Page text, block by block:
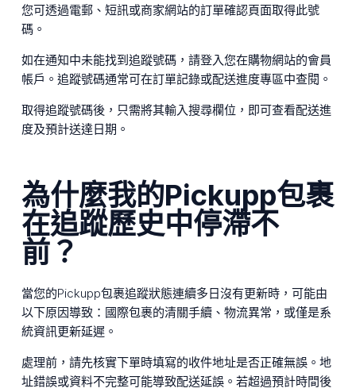
您可透過電郵、短訊或商家網站的訂單確認頁面取得此號
碼。
如在通知中未能找到追蹤號碼，請登入您在購物網站的會員
帳戶。追蹤號碼通常可在訂單記錄或配送進度專區中查閱。
取得追蹤號碼後，只需將其輸入搜尋欄位，即可查看配送進
度及預計送達日期。
為什麼我的Pickupp包裹
在追蹤歷史中停滯不
前？
當您的Pickupp包裹追蹤狀態連續多日沒有更新時，可能由
以下原因導致：國際包裹的清關手續、物流異常，或僅是系
統資訊更新延遲。
處理前，請先核實下單時填寫的收件地址是否正確無誤。地
址錯誤或資料不完整可能導致配送延誤。若超過預計時間後